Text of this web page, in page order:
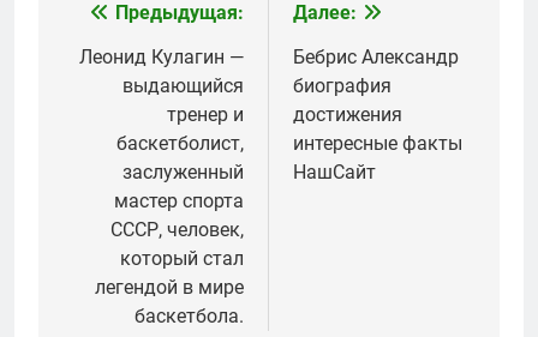
Навигация
по
записям
Предыдущая:
Леонид Кулагин —
выдающийся
тренер и
баскетболист,
заслуженный
мастер спорта
СССР, человек,
который стал
легендой в мире
баскетбола.
Далее:
Бебрис Александр
биография
достижения
интересные факты
НашСайт